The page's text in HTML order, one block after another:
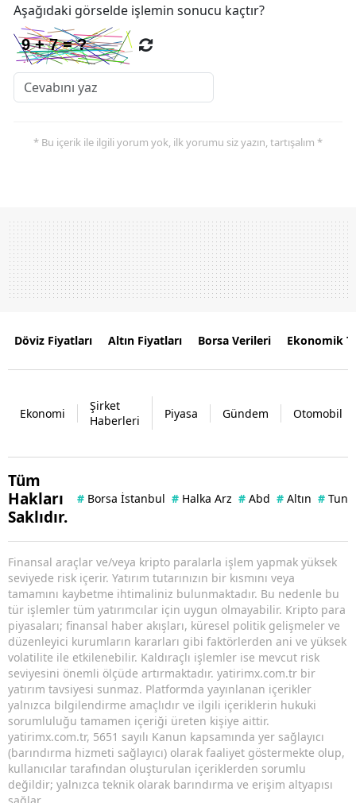
Aşağıdaki görselde işlemin sonucu kaçtır?
* Bu içerik ile ilgili yorum yok, ilk yorumu siz yazın, tartışalım *
Döviz Fiyatları Altın Fiyatları Borsa Verileri Ekonomik
Ekonomi
Şirket
Haberleri
Piyasa Gündem Otomobil
Tüm
Hakları
Saklıdır.
# Borsa İstanbul # Halka Arz # Abd # Altın #
Finansal araçlar ve/veya kripto paralarla işlem yapmak yüksek
seviyede risk içerir. Yatırım tutarınızın bir kısmını veya
tamamını kaybetme ihtimaliniz bulunmaktadır. Bu nedenle bu
tür işlemler tüm yatırımcılar için uygun olmayabilir. Kripto para
piyasaları; finansal haber akışları, küresel politik gelişmeler ve
düzenleyici kurumların kararları gibi faktörlerden ani ve yüksek
volatilite ile etkilenebilir. Kaldıraçlı işlemler ise mevcut risk
seviyesini önemli ölçüde artırmaktadır. yatirimx.com.tr bir
yatırım tavsiyesi sunmaz. Platformda yayınlanan içerikler
yalnızca bilgilendirme amaçlıdır ve ilgili içeriklerin hukuki
sorumluluğu tamamen içeriği üreten kişiye aittir.
yatirimx.com.tr, 5651 sayılı Kanun kapsamında yer sağlayıcı
(barındırma hizmeti sağlayıcı) olarak faaliyet göstermekte olup,
kullanıcılar tarafından oluşturulan içeriklerden sorumlu
değildir; yalnızca teknik olarak barındırma ve erişim altyapısı
sağlar.